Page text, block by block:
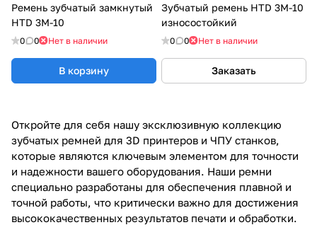
Ремень зубчатый замкнутый
HTD 3M-10
0 0 Нет в наличии
В корзину
Зубчатый ремень HTD 3M-10
износостойкий
0 0 Нет в наличии
Заказать
Откройте для себя нашу эксклюзивную коллекцию
зубчатых ремней для 3D принтеров и ЧПУ станков,
которые являются ключевым элементом для точности
и надежности вашего оборудования. Наши ремни
специально разработаны для обеспечения плавной и
точной работы, что критически важно для достижения
высококачественных результатов печати и обработки.